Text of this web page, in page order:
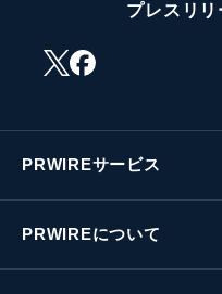
プレスリ
PRWIREサービス
PRWIREについて